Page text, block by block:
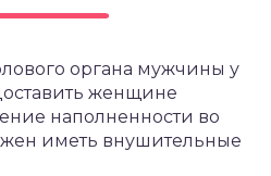
органа мужчины у
женщине
наполненности во
иметь внушительные